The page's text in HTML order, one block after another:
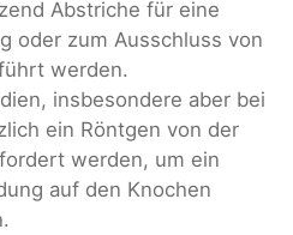
Abstriche für eine
oder zum Ausschluss von
werden.
insbesondere aber bei
ein Röntgen von der
werden, um ein
auf den Knochen